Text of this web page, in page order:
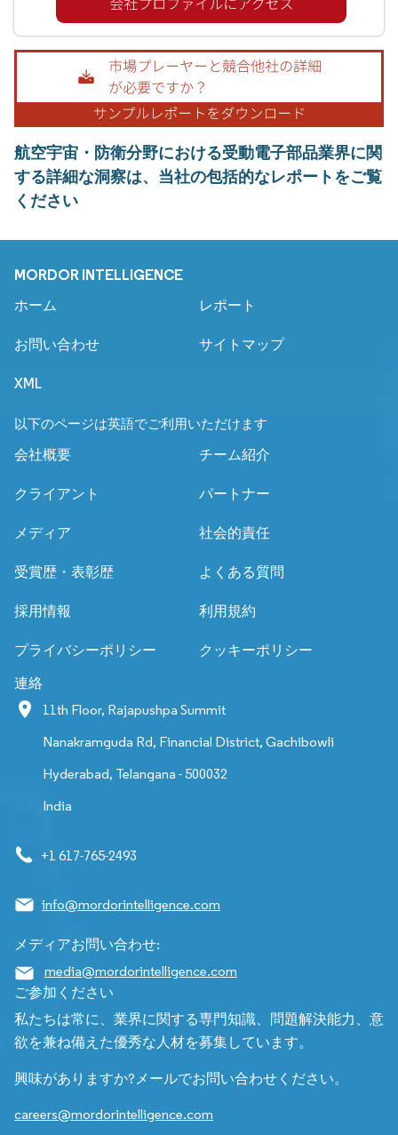
航空宇宙・防衛分野における受動電子部品業界に関
する詳細な洞察は、当社の包括的なレポートをご覧
ください
MORDOR INTELLIGENCE
ホーム レポート
お問い合わせ サイトマップ
XML
以下のページは英語でご利用いただけます
会社概要 チーム紹介
クライアント パートナー
メディア 社会的責任
受賞歴・表彰歴 よくある質問
採用情報 利用規約
プライバシーポリシー クッキーポリシー
連絡
11th Floor, Rajapushpa Summit
Nanakramguda Rd, Financial District, Gachibowli
Hyderabad, Telangana - 500032
India
+1 617-765-2493
info@mordorintelligence.com
メディアお問い合わせ:
media@mordorintelligence.com
ご参加ください
私たちは常に、業界に関する専門知識、問題解決能力、意
欲を兼ね備えた優秀な人材を募集しています。
興味がありますか?メールでお問い合わせください。
careers@mordorintelligence.com